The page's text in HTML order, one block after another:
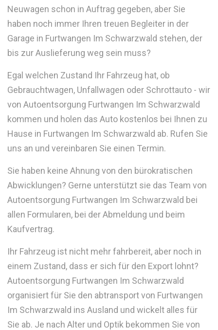
Neuwagen schon in Auftrag gegeben, aber Sie
haben noch immer Ihren treuen Begleiter in der
Garage in Furtwangen Im Schwarzwald stehen, der
bis zur Auslieferung weg sein muss?
Egal welchen Zustand Ihr Fahrzeug hat, ob
Gebrauchtwagen, Unfallwagen oder Schrottauto - wir
von Autoentsorgung Furtwangen Im Schwarzwald
kommen und holen das Auto kostenlos bei Ihnen zu
Hause in Furtwangen Im Schwarzwald ab. Rufen Sie
uns an und vereinbaren Sie einen Termin.
Sie haben keine Ahnung von den bürokratischen
Abwicklungen? Gerne unterstützt sie das Team von
Autoentsorgung Furtwangen Im Schwarzwald bei
allen Formularen, bei der Abmeldung und beim
Kaufvertrag.
Ihr Fahrzeug ist nicht mehr fahrbereit, aber noch in
einem Zustand, dass er sich für den Export lohnt?
Autoentsorgung Furtwangen Im Schwarzwald
organisiert für Sie den abtransport von Furtwangen
Im Schwarzwald ins Ausland und wickelt alles für
Sie ab. Je nach Alter und Optik bekommen Sie von